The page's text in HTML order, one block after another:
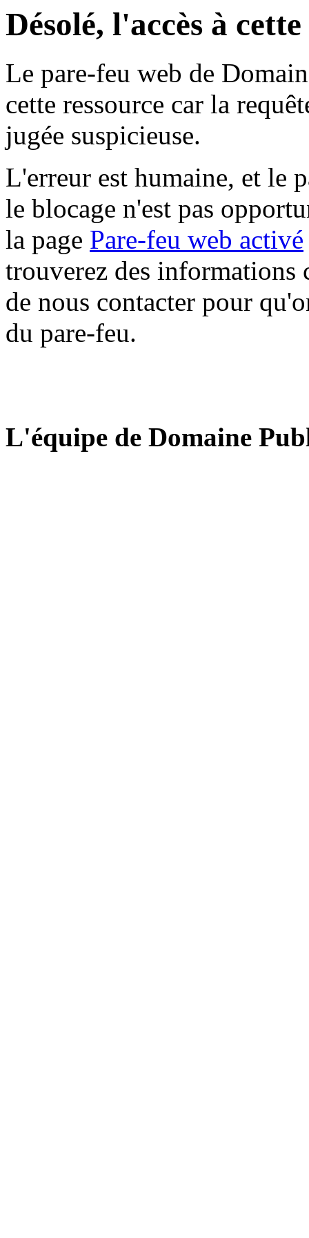
Désolé, l'accès à
Le pare-feu web de
cette ressource car la
jugée suspicieuse.
L'erreur est humaine, et le
le blocage n'est pas
la page Pare-feu web activé
trouverez des informations
de nous contacter pour
du pare-feu.
L'équipe de Domaine